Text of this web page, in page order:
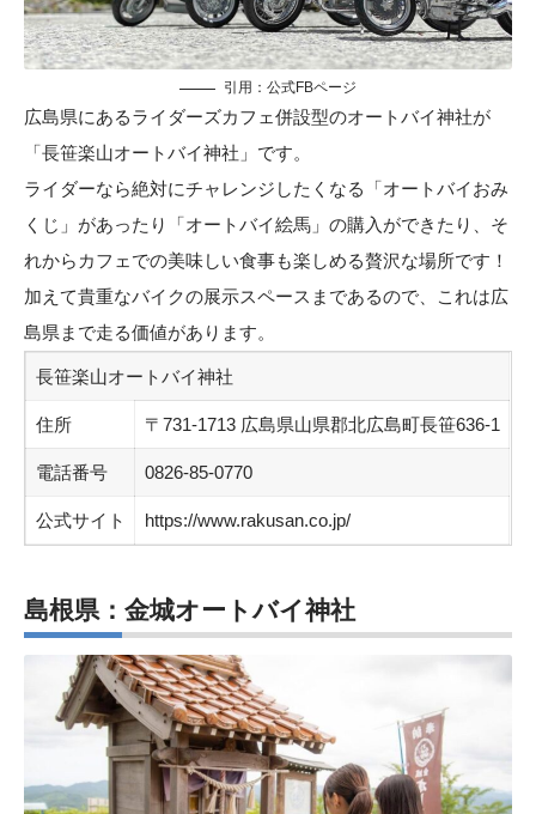
引用： 公式FBページ
広島県にあるライダーズカフェ併設型のオートバイ神社が
「長笹楽山オートバイ神社」です。
ライダーなら絶対にチャレンジしたくなる「オートバイおみ
くじ」があったり「オートバイ絵馬」の購入ができたり、そ
れからカフェでの美味しい食事も楽しめる贅沢な場所です！
加えて貴重なバイクの展示スペースまであるので、これは広
島県まで走る価値があります。
長笹楽山オートバイ神社
住所 〒731-1713 広島県山県郡北広島町長笹636-1
電話番号 0826-85-0770
公式サイト https://www.rakusan.co.jp/
島根県：金城オートバイ神社